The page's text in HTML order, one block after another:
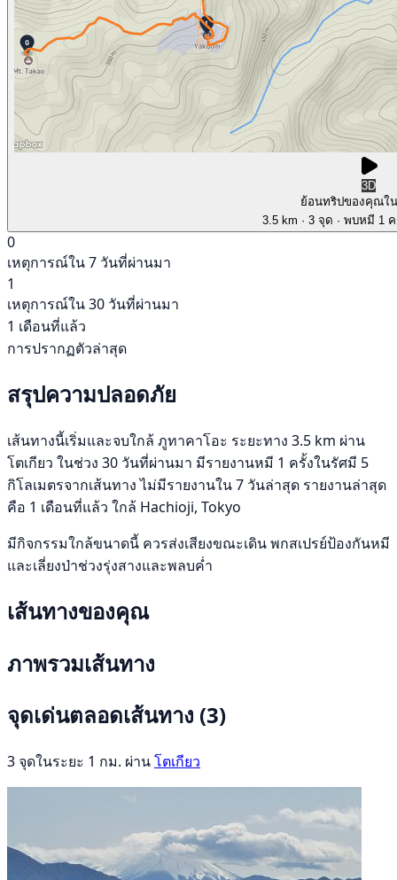
3D
ย้อนทริปของคุณใ
3.5 km · 3 จุด · พบหมี 1
0
เหตุการณ์ใน 7 วันที่ผ่านมา
1
เหตุการณ์ใน 30 วันที่ผ่านมา
1 เดือนที่แล้ว
การปรากฏตัวล่าสุด
สรุปความปลอดภัย
เส้นทางนี้เริ่มและจบใกล้ ภูทาคาโอะ ระยะทาง 3.5 km ผ่าน
โตเกียว ในช่วง 30 วันที่ผ่านมา มีรายงานหมี 1 ครั้งในรัศมี 5
กิโลเมตรจากเส้นทาง ไม่มีรายงานใน 7 วันล่าสุด รายงานล่าสุด
คือ 1 เดือนที่แล้ว ใกล้ Hachioji, Tokyo
มีกิจกรรมใกล้ขนาดนี้ ควรส่งเสียงขณะเดิน พกสเปรย์ป้องกันหมี
และเลี่ยงป่าช่วงรุ่งสางและพลบค่ำ
เส้นทางของคุณ
ภาพรวมเส้นทาง
จุดเด่นตลอดเส้นทาง (3)
3 จุดในระยะ 1 กม. ผ่านโตเกียว